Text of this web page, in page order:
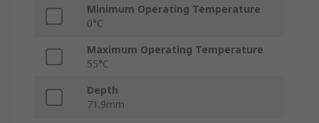
Minimum Operating Temperature
0°C
Maximum Operating Temperature
55°C
Depth
71.9mm